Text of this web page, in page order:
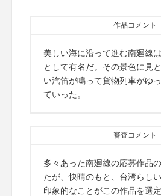
作品コメント
美しい海に沿って進む南廻線
として有名だ。その景色に見
い汽笛が鳴って貨物列車がゆ
ていった。
審査コメント
多々あった南廻線の応募作品
たが、快晴のもと、台湾らし
印象的なことがこの作品を選